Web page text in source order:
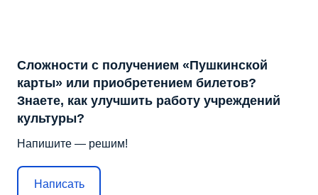
Сложности с получением «Пушкинской
карты» или приобретением билетов?
Знаете, как улучшить работу учреждений
культуры?
Напишите — решим!
Написать